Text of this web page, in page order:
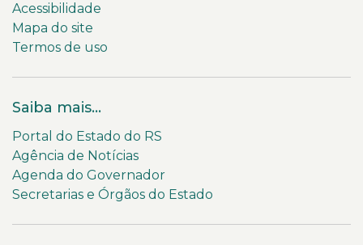
Acessibilidade
Mapa do site
Termos de uso
Saiba mais...
Portal do Estado do RS
Agência de Notícias
Agenda do Governador
Secretarias e Órgãos do Estado